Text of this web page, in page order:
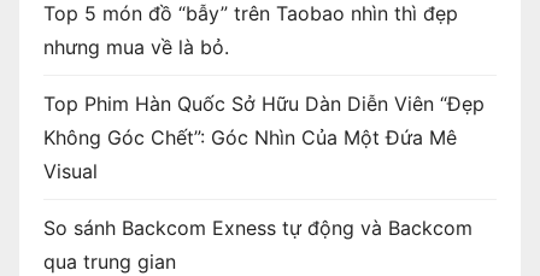
Top 5 món đồ “bẫy” trên Taobao nhìn thì đẹp
nhưng mua về là bỏ.
Top Phim Hàn Quốc Sở Hữu Dàn Diễn Viên “Đẹp
Không Góc Chết”: Góc Nhìn Của Một Đứa Mê
Visual
So sánh Backcom Exness tự động và Backcom
qua trung gian